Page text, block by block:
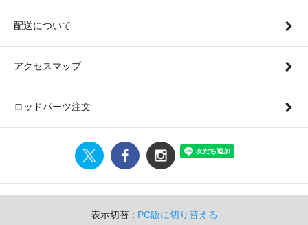
配送について
アクセスマップ
ロッドパーツ注文
表示切替 : PC版に切り替える